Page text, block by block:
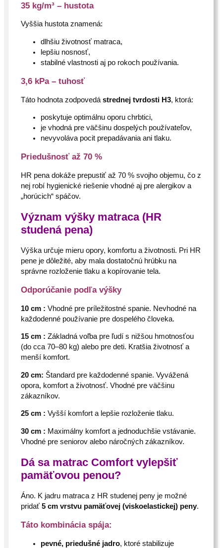
35 kg/m³ – hustota
Vyššia hustota znamená:
dlhšiu životnosť matraca,
lepšiu nosnosť,
stabilné vlastnosti aj po rokoch používania.
3,6 kPa – tuhosť
Táto hodnota zodpovedá strednej tvrdosti H3, ktorá:
poskytuje optimálnu oporu chrbtici,
je vhodná pre väčšinu dospelých používateľov,
nevyvoláva pocit prepadávania ani tlaku.
Priedušnosť až 70 %
HR pena dokáže prepustiť až 70 % svojho objemu, čo z
nej robí hygienické riešenie vhodné aj pre alergikov a
„horúcich“ spáčov.
Význam výšky matraca (HR
studená pena)
Výška určuje mieru opory, komfortu a životnosti. Pri HR
pene je dôležité, aby mala dostatočnú hrúbku na
správne rozloženie tlaku a kopírovanie tela.
Odporúčanie podľa výšky
10 cm : Vhodné pre príležitostné spanie. Nevhodné na
každodenné používanie pre dospelého človeka.
15 cm : Základná voľba pre ľudí s nižšou hmotnosťou
(do cca 70–80 kg) alebo pre deti. Kratšia životnosť a
menší komfort.
20 cm: Štandard pre každodenné spanie. Vyvážená
opora, komfort a životnosť. Vhodné pre väčšinu
zákazníkov.
25 cm : Vyšší komfort a lepšie rozloženie tlaku.
30 cm : Maximálny komfort a jednoduchšie vstávanie.
Vhodné pre seniorov alebo náročných zákazníkov.
Dá sa matrac Comfort vylepšiť
pamäťovou penou?
Áno. K jadru matraca z HR studenej peny je možné
pridať 5 cm vrstvu pamäťovej (viskoelastickej) peny.
Táto kombinácia spája:
pevné, priedušné jadro, ktoré stabilizuje